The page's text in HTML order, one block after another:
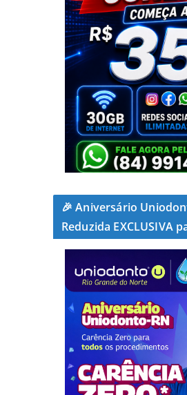
🎉 Aniversário
Reduzida EXCLUSIVA